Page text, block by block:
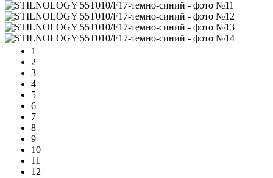
1
2
3
4
5
6
7
8
9
10
11
12